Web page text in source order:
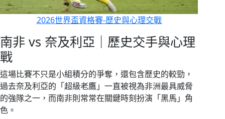
2026世界盃資格賽-歷史與心理交戰
南非 vs 奈及利亞｜歷史交手與心理
戰
這場比賽不只是小組積分的爭奪，還包含歷史的較勁，
過去奈及利亞的「超級老鷹」一直被視為非洲最具威脅
的強隊之一，而南非則常常在關鍵時刻扮演「黑馬」角
色。